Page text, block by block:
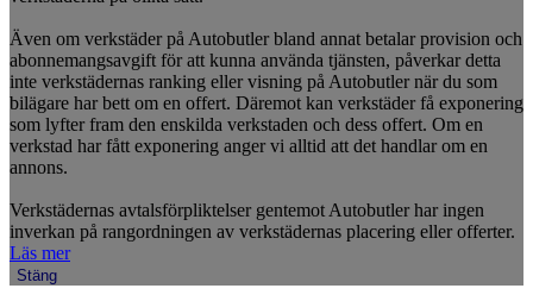
Även om verkstäder på Autobutler bland annat betalar provision och
abonnemangsavgift för att kunna använda tjänsten, påverkar detta
inte verkstädernas ranking eller visning på Autobutler när du som
bilägare har bett om en offert. Däremot kan verkstäder få exponering
som lyfter fram den enskilda verkstaden och dess offert. Om en
verkstad har fått exponering anger vi alltid att det handlar om en
annons.
Verkstädernas avtalsförpliktelser gentemot Autobutler har ingen
inverkan på rangordningen av verkstädernas placering eller offerter.
Läs mer
Stäng